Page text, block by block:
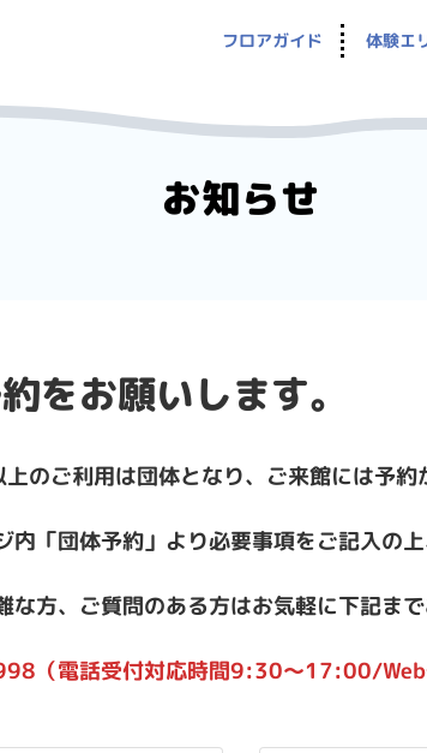
フロアガイド 体験エ
お知らせ
をお願いします。
のご利用は団体となり、ご来館には予約
内「団体予約」より必要事項をご記入の
な方、ご質問のある方はお気軽に下記まで
（電話受付対応時間9:30～17:00/Web